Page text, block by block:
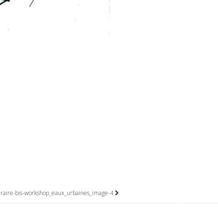
bis-workshop_eaux_urbaines_image-4